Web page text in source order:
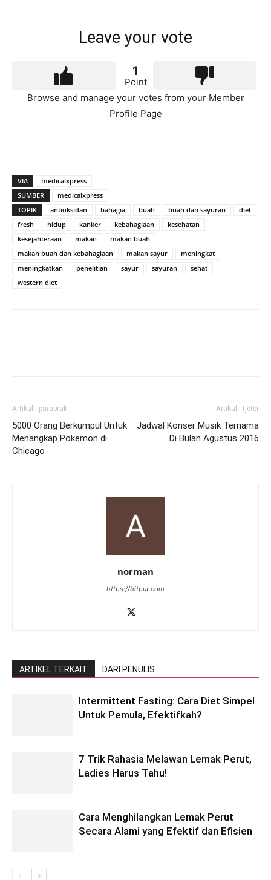
Leave your vote
1
Point
Browse and manage your votes from your Member
Profile Page
VIA
medicalxpress
SUMBER
medicalxpress
TOPIK
antioksidan bahagia buah buah dan sayuran
diet
fresh
hidup kanker kebahagiaan
kesehatan
kesejahteraan
makan
makan buah
makan buah dan kebahagiaan
makan sayur
meningkat
meningkatkan
penelitian sayur sayuran
sehat
western diet
Artikulli paraprak
5000 Orang Berkumpul Untuk
Menangkap Pokemon di
Chicago
Artikulli tjetër
Jadwal Konser Musik Ternama
Di Bulan Agustus 2016
norman
https://hitput.com
ARTIKEL TERKAIT DARI PENULIS
Intermittent Fasting: Cara Diet Simpel
Untuk Pemula, Efektifkah?
7 Trik Rahasia Melawan Lemak Perut,
Ladies Harus Tahu!
Cara Menghilangkan Lemak Perut
Secara Alami yang Efektif dan Efisien